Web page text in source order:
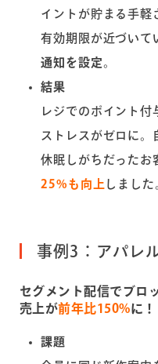
イントが貯まる手軽
有効期限が近づいて
通知を設定 。
結果
レジでのポイント
ストレスがゼロに。
休眠しがちだったお
25%も向上 しました
事例3：アパレ
セグメント配信でブロ
売上が前年比150%に！
課題